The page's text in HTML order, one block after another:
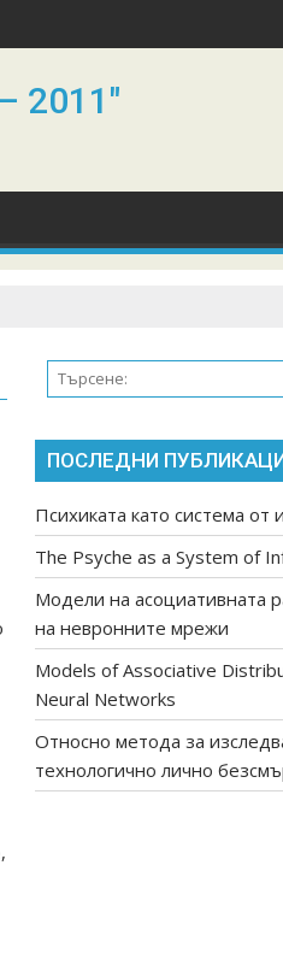
2011"
,
ПОСЛЕДНИ
Психиката като система от
The Psyche as a System of
Модели на асоциативната
на невронните мрежи
Models of Associative
Neural Networks
Относно метода за
технологично лично